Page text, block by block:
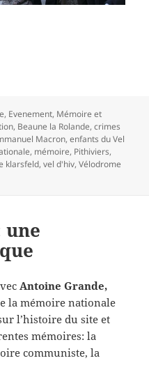
, Evenement, Mémoire et
, Beaune la Rolande,crimes
Macron,enfants du Vel
, mémoire, Pithiviers,
klarsfeld,vel d'hiv,Vélodrome
une
Antoine Grande,
la mémoire nationale
l’histoire du site et
mémoires: la
communiste, la